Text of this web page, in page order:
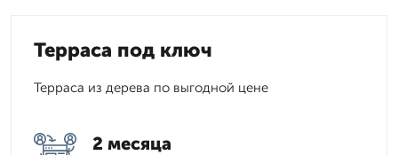
Терраса под ключ
Терраса из дерева по выгодной цене
2 месяца